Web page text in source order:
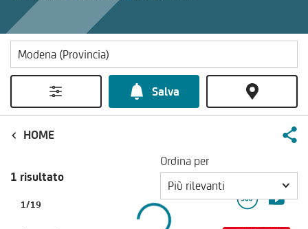
Salva
HOME
1 risultato
Ordina per
Più rilevanti
1/19